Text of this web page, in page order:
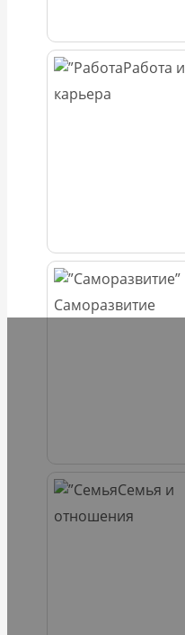
Работа и
карьера
Саморазвитие
Семья и
отношения